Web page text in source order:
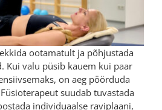
ootamatult ja põhjustada
Kui valu püsib kauem kui paar
on aeg pöörduda
suudab tuvastada
individuaalse raviplaani,